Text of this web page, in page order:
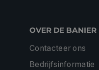
OVER DE BANIER
Contacteer ons
Bedrijfsinformatie